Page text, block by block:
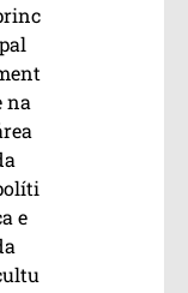
na
e